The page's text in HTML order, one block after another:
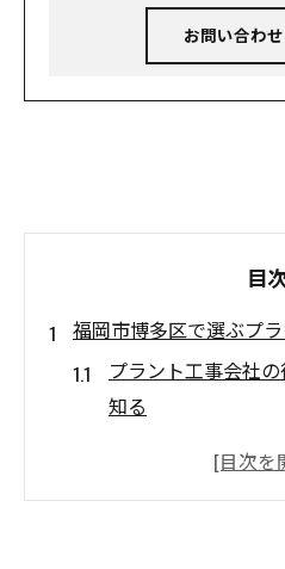
お問い合わ
目
福岡市博多区で選ぶプ
プラント工事会社
知る
地元密着型プラン